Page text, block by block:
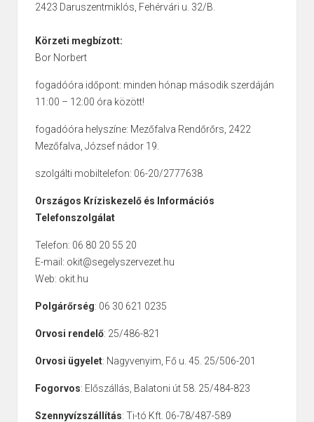
2423 Daruszentmiklós, Fehérvári u. 32/B.
Körzeti megbízott:
Bor Norbert
fogadóóra időpont: minden hónap második szerdáján
11:00 – 12:00 óra között!
fogadóóra helyszíne: Mezőfalva Rendőrőrs, 2422
Mezőfalva, József nádor 19.
szolgálti mobiltelefon: 06-20/2777638
Országos Kríziskezelő és Információs
Telefonszolgálat
Telefon: 06 80 20 55 20
E-mail: okit@segelyszervezet.hu
Web: okit.hu
Polgárőrség: 06 30 621 0235
Orvosi rendelő: 25/486-821
Orvosi ügyelet: Nagyvenyim, Fő u. 45. 25/506-201
Fogorvos: Előszállás, Balatoni út 58. 25/484-823
Szennyvízszállítás: Ti-tó Kft. 06-78/487-589